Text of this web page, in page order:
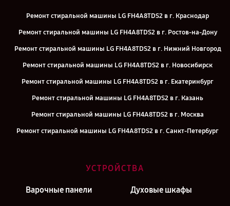
Ремонт стиральной машины LG FH4A8TDS2 в г. Краснодар
Ремонт стиральной машины LG FH4A8TDS2 в г. Ростов-на-Дону
Ремонт стиральной машины LG FH4A8TDS2 в г. Нижний Новгород
Ремонт стиральной машины LG FH4A8TDS2 в г. Новосибирск
Ремонт стиральной машины LG FH4A8TDS2 в г. Екатеринбург
Ремонт стиральной машины LG FH4A8TDS2 в г. Казань
Ремонт стиральной машины LG FH4A8TDS2 в г. Москва
Ремонт стиральной машины LG FH4A8TDS2 в г. Санкт-Петербург
УСТРОЙСТВА
Варочные панели Духовые шкафы